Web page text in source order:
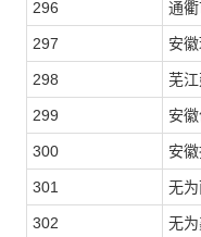
296 通
297 安
298 芜
299 安
300 安
301 无
302 无